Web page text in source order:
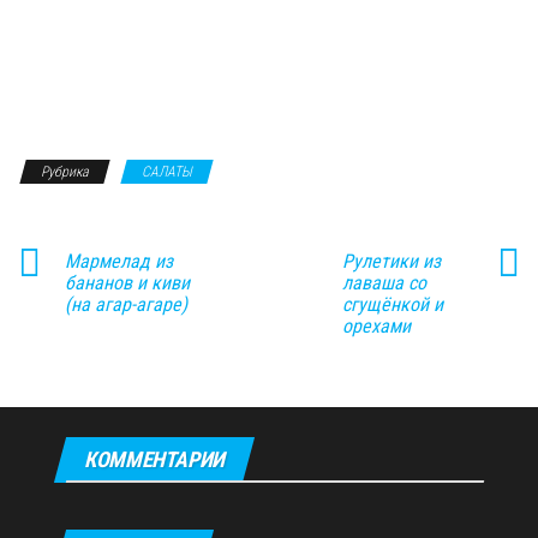
Рубрика САЛАТЫ
Мармелад из
бананов и киви
(на агар-агаре)
Рулетики из
лаваша со
сгущёнкой и
орехами
КОММЕНТАРИИ